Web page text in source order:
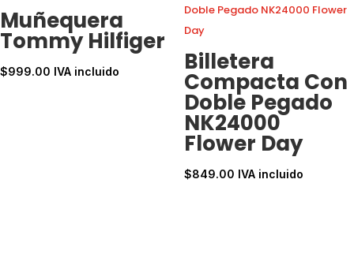
Muñequera
Tommy Hilfiger
$999.00 IVA incluido Billetera
Compacta Con
Doble Pegado
NK24000
Flower Day
$849.00 IVA incluido